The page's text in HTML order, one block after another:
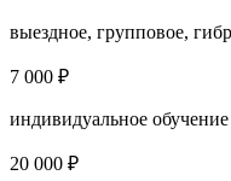
выездное, групповое,
7 000 ₽
индивидуальное обучение
20 000 ₽